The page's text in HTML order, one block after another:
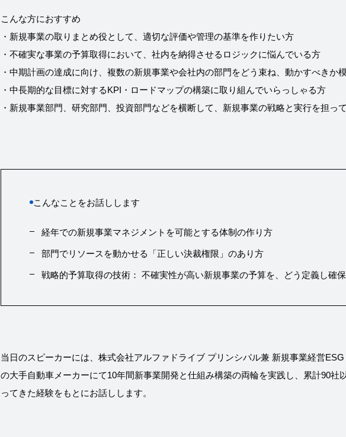
こんな方におすすめ
・新規事業の取りまとめ役として、適切な評価や管理の基準を作りたい方
・不確実な事業の予算取得において、社内を納得させるロジックに悩んでいる方
・中期計画の達成に向け、複数の新規事業や会社内の部門をどう束ね、動かすべきか
・中長期的な目標に対するKPI・ロードマップの構築に取り組んでいらっしゃる方
・新規事業部門、研究部門、投資部門などを横断して、新規事業の戦略と実行を担っ
こんなことをお話しします
経年での新規事業マネジメントを可能とする体制の作り方
部門でリソースを動かせる「正しい決裁権限」のあり方
戦略的予算取得の技術： 不確実性が高い新規事業の予算を、どう定義し確
当日のスピーカーには、株式会社アルファドライブ プリンシパル兼 新規事業経営
の大手自動車メーカーにて10年間新事業開発と仕組み構築の両輪を実践し、累計90社
ってきた経験をもとにお話しします。